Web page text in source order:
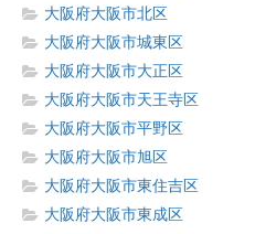
大阪府大阪市北区
大阪府大阪市城東区
大阪府大阪市大正区
大阪府大阪市天王寺区
大阪府大阪市平野区
大阪府大阪市旭区
大阪府大阪市東住吉区
大阪府大阪市東成区